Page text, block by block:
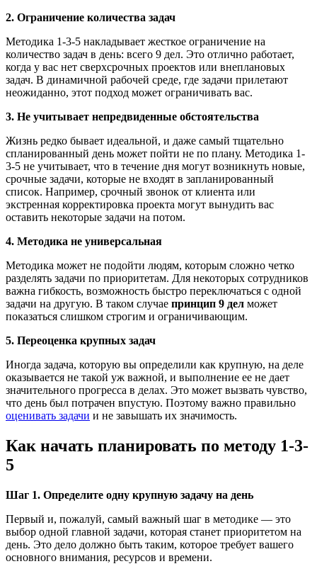
2. Ограничение количества задач
Методика 1-3-5 накладывает жесткое ограничение на
количество задач в день: всего 9 дел. Это отлично работает,
когда у вас нет сверхсрочных проектов или внеплановых
задач. В динамичной рабочей среде, где задачи прилетают
неожиданно, этот подход может ограничивать вас.
3. Не учитывает непредвиденные обстоятельства
Жизнь редко бывает идеальной, и даже самый тщательно
спланированный день может пойти не по плану. Методика 1-
3-5 не учитывает, что в течение дня могут возникнуть новые,
срочные задачи, которые не входят в запланированный
список. Например, срочный звонок от клиента или
экстренная корректировка проекта могут вынудить вас
оставить некоторые задачи на потом.
4. Методика не универсальная
Методика может не подойти людям, которым сложно четко
разделять задачи по приоритетам. Для некоторых сотрудников
важна гибкость, возможность быстро переключаться с одной
задачи на другую. В таком случае принцип 9 дел может
показаться слишком строгим и ограничивающим.
5. Переоценка крупных задач
Иногда задача, которую вы определили как крупную, на деле
оказывается не такой уж важной, и выполнение ее не дает
значительного прогресса в делах. Это может вызвать чувство,
что день был потрачен впустую. Поэтому важно правильно
оценивать задачи и не завышать их значимость.
Как начать планировать по методу 1-3-
5
Шаг 1. Определите одну крупную задачу на день
Первый и, пожалуй, самый важный шаг в методике — это
выбор одной главной задачи, которая станет приоритетом на
день. Это дело должно быть таким, которое требует вашего
основного внимания, ресурсов и времени.